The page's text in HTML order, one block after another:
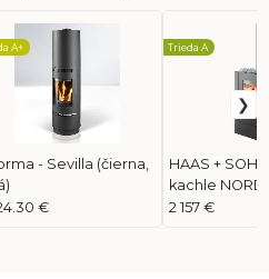
- Sevilla (čierna,
A+
€
HAAS +
kachle
speckstein
Trieda A
2 157 €